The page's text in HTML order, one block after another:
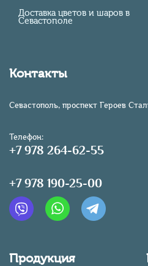
Доставка цветов и шаров в
Севастополе
Контакты
Севастополь, проспект Героев
Телефон:
+7 978 264-62-55
+7 978 190-25-00
Продукция